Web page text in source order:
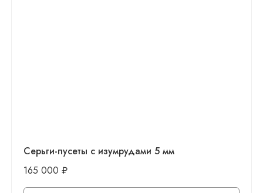
Серьги-пусеты с изумрудами 5 мм
165 000 ₽